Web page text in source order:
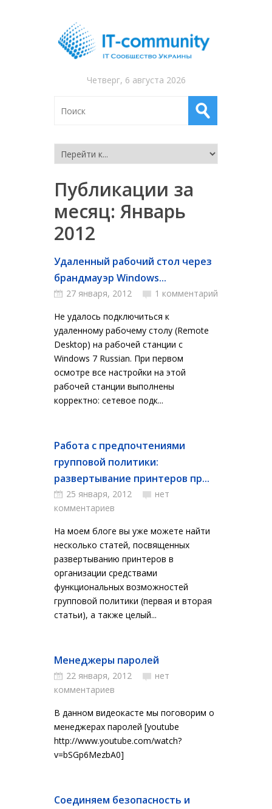
Четверг, 6 августа 2026
Публикации за
месяц: Январь
2012
Удаленный рабочий стол через
брандмауэр Windows...
27 января, 2012
1 комментарий
Не удалось подключиться к
удаленному рабочему столу (Remote
Desktop) на рабочей станции с
Windows 7 Russian. При первом
осмотре все настройки на этой
рабочей станции выполнены
корректно: сетевое подк...
Работа с предпочтениями
групповой политики:
развертывание принтеров пр...
25 января, 2012
нет
комментариев
На моем блоге вы уже можете найти
несколько статей, посвященных
развертыванию принтеров в
организации средствами
функциональных возможностей
групповой политики (первая и вторая
статьи), а также целый...
Менеджеры паролей
22 января, 2012
нет
комментариев
В данном видеокасте мы поговорим о
менеджерах паролей [youtube
http://www.youtube.com/watch?
v=bSGp6MezbA0]
Соединяем безопасность и